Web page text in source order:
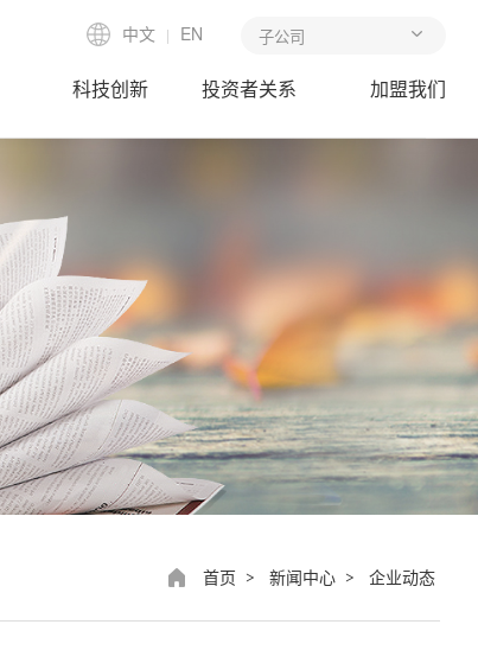
中文 | EN
科技创新 投资者关系 加盟我们
首页 > 新闻中心 > 企业动态